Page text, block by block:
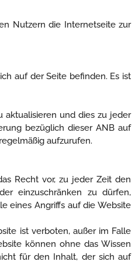
Nutzern die Internetseite zur
auf der Seite befinden. Es ist
aktualisieren und dies zu jeder
bezüglich dieser ANB auf
aufzurufen.
Recht vor, zu jeder Zeit den
einzuschränken zu dürfen,
eines Angriffs auf die Website
ist verboten, außer im Falle
können ohne das Wissen
für den Inhalt, der sich auf